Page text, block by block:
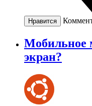
Нравится
Мобильное
экран?